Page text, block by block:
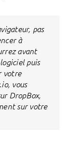
pas
à
avant
puis
votre
vous
DropBox,
sur votre